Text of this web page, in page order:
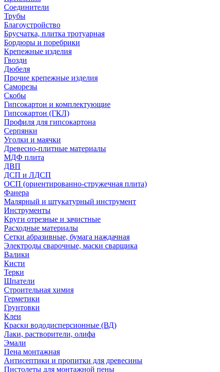
Соединители
Трубы
Благоустройство
Брусчатка, плитка тротуарная
Бордюры и поребрики
Крепежные изделия
Гвозди
Дюбеля
Прочие крепежные изделия
Саморезы
Скобы
Гипсокартон и комплектующие
Гипсокартон (ГКЛ)
Профиля для гипсокартона
Серпянки
Уголки и маячки
Древесно-плитные материалы
МДФ плита
ДВП
ДСП и ЛДСП
ОСП (ориентированно-стружечная плита)
Фанера
Малярный и штукатурный инструмент
Инструменты
Круги отрезные и зачистные
Расходные материалы
Сетки абразивные, бумага наждачная
Электроды сварочные, маски сварщика
Валики
Кисти
Терки
Шпатели
Строительная химия
Герметики
Грунтовки
Клеи
Краски вододисперсионные (ВД)
Лаки, растворители, олифа
Эмали
Пена монтажная
Антисептики и пропитки для древесины
Пистолеты для монтажной пены